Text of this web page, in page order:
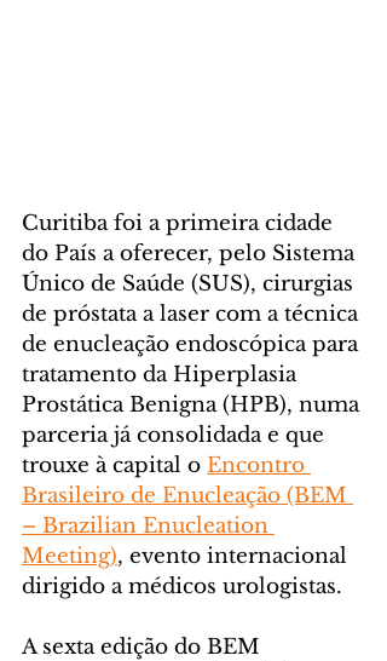
Curitiba foi a primeira cidade
do País a oferecer, pelo Sistema
Único de Saúde (SUS), cirurgias
de próstata a laser com a técnica
de enucleação endoscópica para
tratamento da Hiperplasia
Prostática Benigna (HPB), numa
parceria já consolidada e que
trouxe à capital o Encontro
Brasileiro de Enucleação (BEM
– Brazilian Enucleation
Meeting), evento internacional
dirigido a médicos urologistas.
A sexta edição do BEM